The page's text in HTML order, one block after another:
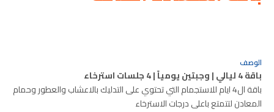
الوصف
باقة 4 ليالي | وجبتين يومياً | 4 جلسات استرخاء
باقة ال4 ايام للاستجمام التي تحتوي على التدليك بالاعشاب والعطور وحمام
المعادن لتتمتع باعلى درجات الاسترخاء